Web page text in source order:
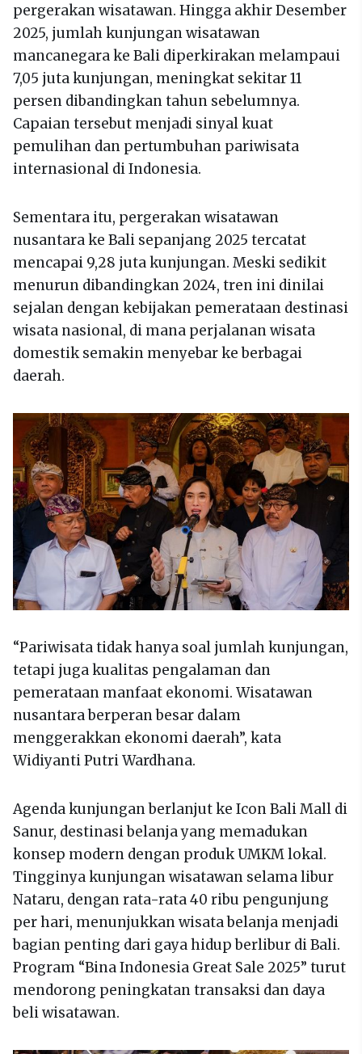
pergerakan wisatawan. Hingga akhir Desember
2025, jumlah kunjungan wisatawan
mancanegara ke Bali diperkirakan melampaui
7,05 juta kunjungan, meningkat sekitar 11
persen dibandingkan tahun sebelumnya.
Capaian tersebut menjadi sinyal kuat
pemulihan dan pertumbuhan pariwisata
internasional di Indonesia.
Sementara itu, pergerakan wisatawan
nusantara ke Bali sepanjang 2025 tercatat
mencapai 9,28 juta kunjungan. Meski sedikit
menurun dibandingkan 2024, tren ini dinilai
sejalan dengan kebijakan pemerataan destinasi
wisata nasional, di mana perjalanan wisata
domestik semakin menyebar ke berbagai
daerah.
“Pariwisata tidak hanya soal jumlah kunjungan,
tetapi juga kualitas pengalaman dan
pemerataan manfaat ekonomi. Wisatawan
nusantara berperan besar dalam
menggerakkan ekonomi daerah”, kata
Widiyanti Putri Wardhana.
Agenda kunjungan berlanjut ke Icon Bali Mall di
Sanur, destinasi belanja yang memadukan
konsep modern dengan produk UMKM lokal.
Tingginya kunjungan wisatawan selama libur
Nataru, dengan rata-rata 40 ribu pengunjung
per hari, menunjukkan wisata belanja menjadi
bagian penting dari gaya hidup berlibur di Bali.
Program “Bina Indonesia Great Sale 2025” turut
mendorong peningkatan transaksi dan daya
beli wisatawan.